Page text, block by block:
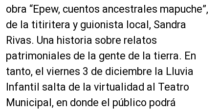
obra “Epew, cuentos ancestrales mapuche”,
de la titiritera y guionista local, Sandra
Rivas. Una historia sobre relatos
patrimoniales de la gente de la tierra. En
tanto, el viernes 3 de diciembre la Lluvia
Infantil salta de la virtualidad al Teatro
Municipal, en donde el público podrá